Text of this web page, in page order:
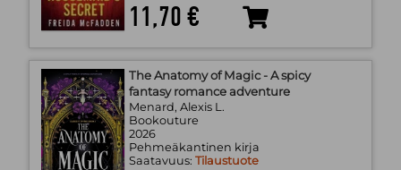
11,70 €
The Anatomy of Magic - A spicy
fantasy romance adventure
Menard, Alexis L.
Bookouture
2026
Pehmeäkantinen kirja
Saatavuus: Tilaustuote